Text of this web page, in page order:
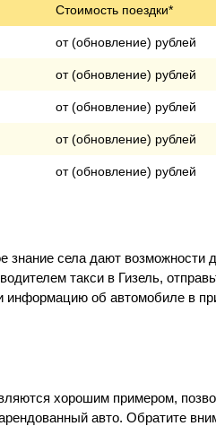
Стоимость поездки*
от (обновление) рублей
от (обновление) рублей
от (обновление) рублей
от (обновление) рублей
от (обновление) рублей
знание села дают возможности
такси в Гизель,
информацию об автомобиле в
хорошим примером,
авто. Обратите